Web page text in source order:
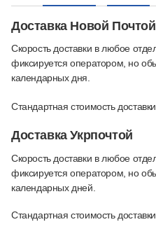
Доставка Новой Почтой
Скорость доставки в любое
фиксируется оператором, но
календарных дня.
Стандартная стоимость
Доставка Укрпочтой
Скорость доставки в любое
фиксируется оператором, но
календарных дней.
Стандартная стоимость